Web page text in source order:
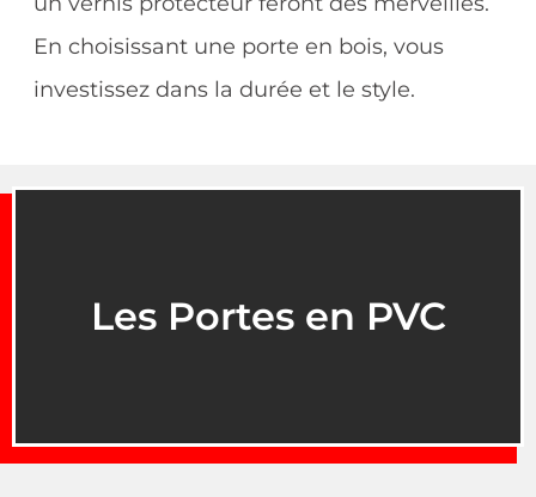
En choisissant une porte en bois, vous
investissez dans la durée et le style.
Les Portes en PVC